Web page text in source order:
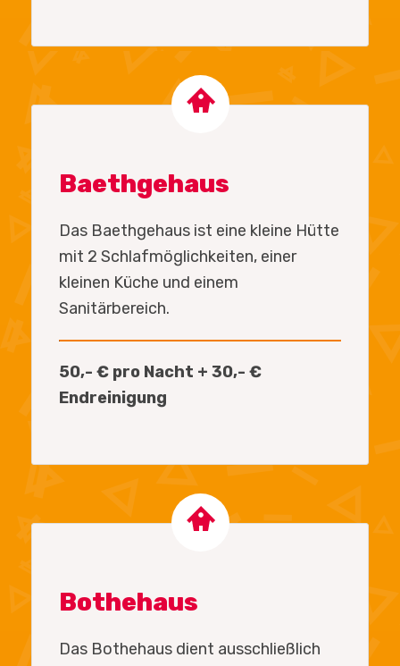
Baethgehaus
Das Baethgehaus ist eine kleine Hütte
mit 2 Schlafmöglichkeiten, einer
kleinen Küche und einem
Sanitärbereich.
50,- € pro Nacht + 30,- €
Endreinigung
Bothehaus
Das Bothehaus dient ausschließlich